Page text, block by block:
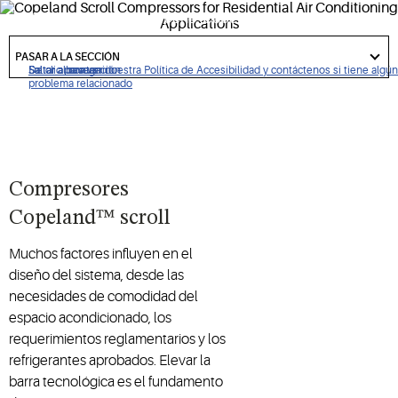
De clic para ver nuestra Política de Accesibilidad y contáctenos si tiene algún
problema relacionado
Saltar a navegación
Saltar al contenido
Saltar a buscar
confiable, de alto desempeño, Copeland scroll continúa
estableciendo el estándar de la industria.
to
section
PASAR A LA SECCIÓN
Compresores
Copeland™ scroll
Muchos factores influyen en el
diseño del sistema, desde las
necesidades de comodidad del
espacio acondicionado, los
requerimientos reglamentarios y los
refrigerantes aprobados. Elevar la
barra tecnológica es el fundamento